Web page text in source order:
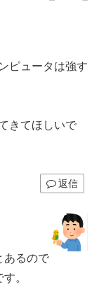
ピュータは強す
きてほしいで
返信
あるので
。